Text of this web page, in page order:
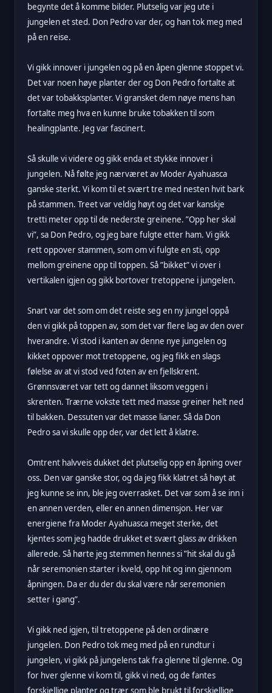
begynte det å komme bilder. Plutselig var jeg ute i
jungelen et sted. Don Pedro var der, og han tok meg med
på en reise.
Vi gikk innover i jungelen og på en åpen glenne stoppet vi.
Det var noen høye planter der og Don Pedro fortalte at
det var tobakksplanter. Vi gransket dem nøye mens han
fortalte meg hva en kunne bruke tobakken til som
healingplante. Jeg var fascinert.
Så skulle vi videre og gikk enda et stykke innover i
jungelen. Nå følte jeg nærværet av Moder Ayahuasca
ganske sterkt. Vi kom til et svært tre med nesten hvit bark
på stammen. Treet var veldig høyt og det var kanskje
tretti meter opp til de nederste greinene. ”Opp her skal
vi”, sa Don Pedro, og jeg bare fulgte etter ham. Vi gikk
rett oppover stammen, som om vi fulgte en sti, opp
mellom greinene opp til toppen. Så ”bikket” vi over i
vertikalen igjen og gikk bortover tretoppene i jungelen.
Snart var det som om det reiste seg en ny jungel oppå
den vi gikk på toppen av, som det var flere lag av den over
hverandre. Vi stod i kanten av denne nye jungelen og
kikket oppover mot tretoppene, og jeg fikk en slags
følelse av at vi stod ved foten av en fjellskrent.
Grønnsværet var tett og dannet liksom veggen i
skrenten. Trærne vokste tett med masse greiner helt ned
til bakken. Dessuten var det masse lianer. Så da Don
Pedro sa vi skulle opp der, var det lett å klatre.
Omtrent halvveis dukket det plutselig opp en åpning over
oss. Den var ganske stor, og da jeg fikk klatret så høyt at
jeg kunne se inn, ble jeg overrasket. Det var som å se inn i
en annen verden, eller en annen dimensjon. Her var
energiene fra Moder Ayahuasca meget sterke, det
kjentes som jeg hadde drukket et svært glass av drikken
allerede. Så hørte jeg stemmen hennes si ”hit skal du gå
når seremonien starter i kveld, opp hit og inn gjennom
åpningen. Da er du der du skal være når seremonien
setter i gang”.
Vi gikk ned igjen, til tretoppene på den ordinære
jungelen. Don Pedro tok meg med på en rundtur i
jungelen, vi gikk på jungelens tak fra glenne til glenne. Og
for hver glenne vi kom til, gikk vi ned, og de fantes
forskjellige planter og trær som ble brukt til forskjellige